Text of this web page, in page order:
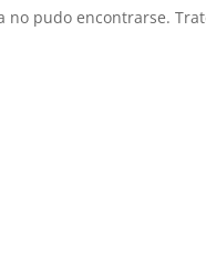
no pudo encontrarse.